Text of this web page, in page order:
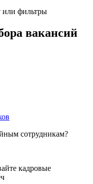
или фильтры
вакансий
сотрудникам?
кадровые